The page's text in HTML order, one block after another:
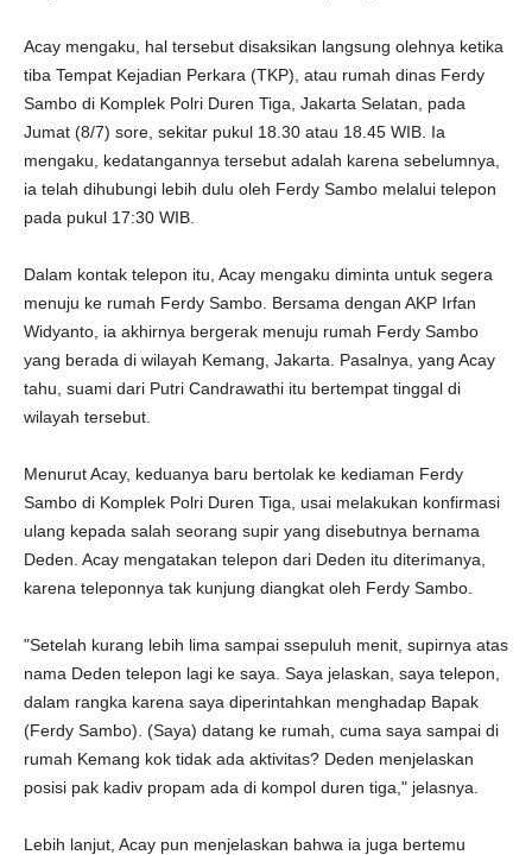
Acay mengaku, hal tersebut disaksikan langsung olehnya ketika
tiba Tempat Kejadian Perkara (TKP), atau rumah dinas Ferdy
Sambo di Komplek Polri Duren Tiga, Jakarta Selatan, pada
Jumat (8/7) sore, sekitar pukul 18.30 atau 18.45 WIB. Ia
mengaku, kedatangannya tersebut adalah karena sebelumnya,
ia telah dihubungi lebih dulu oleh Ferdy Sambo melalui telepon
pada pukul 17:30 WIB.
Dalam kontak telepon itu, Acay mengaku diminta untuk segera
menuju ke rumah Ferdy Sambo. Bersama dengan AKP Irfan
Widyanto, ia akhirnya bergerak menuju rumah Ferdy Sambo
yang berada di wilayah Kemang, Jakarta. Pasalnya, yang Acay
tahu, suami dari Putri Candrawathi itu bertempat tinggal di
wilayah tersebut.
Menurut Acay, keduanya baru bertolak ke kediaman Ferdy
Sambo di Komplek Polri Duren Tiga, usai melakukan konfirmasi
ulang kepada salah seorang supir yang disebutnya bernama
Deden. Acay mengatakan telepon dari Deden itu diterimanya,
karena teleponnya tak kunjung diangkat oleh Ferdy Sambo.
"Setelah kurang lebih lima sampai ssepuluh menit, supirnya atas
nama Deden telepon lagi ke saya. Saya jelaskan, saya telepon,
dalam rangka karena saya diperintahkan menghadap Bapak
(Ferdy Sambo). (Saya) datang ke rumah, cuma saya sampai di
rumah Kemang kok tidak ada aktivitas? Deden menjelaskan
posisi pak kadiv propam ada di kompol duren tiga," jelasnya.
Lebih lanjut, Acay pun menjelaskan bahwa ia juga bertemu